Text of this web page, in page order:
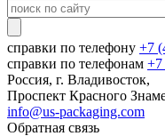
справки по телефону +7
справки по телефонам +7
Россия, г. Владивосток,
Проспект Красного
info@us-packaging.com
Обратная связь